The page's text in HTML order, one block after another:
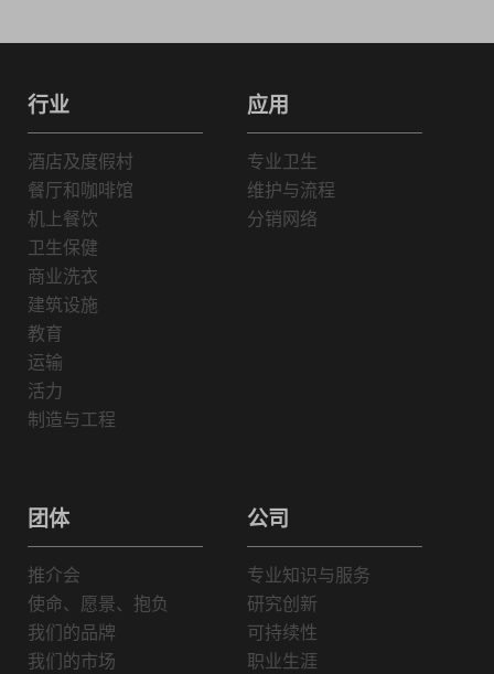
行业
酒店及度假村
餐厅和咖啡馆
机上餐饮
卫生保健
商业洗衣
建筑设施
教育
运输
活力
制造与工程
应用
专业卫生
维护与流程
分销网络
团体
推介会
使命、愿景、抱负
我们的品牌
我们的市场
公司
专业知识与服务
研究创新
可持续性
职业生涯